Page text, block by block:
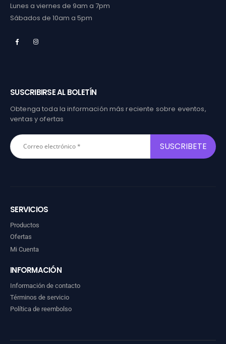
Lunes a viernes de 9am a 7pm
Sábados de 10am a 5pm
SUSCRIBIRSE AL BOLETÍN
Obtenga toda la información más reciente sobre eventos,
ventas y ofertas
SERVICIOS
Productos
Ofertas
Mi Cuenta
INFORMACIÓN
Información de contacto
Términos de servicio
Política de reembolso